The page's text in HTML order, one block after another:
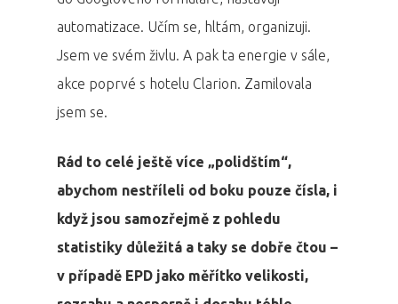
automatizace. Učím se, hltám, organizuji.
Jsem ve svém živlu. A pak ta energie v sále,
akce poprvé s hotelu Clarion. Zamilovala
jsem se.
Rád to celé ještě více „polidštím“,
abychom nestříleli od boku pouze čísla, i
když jsou samozřejmě z pohledu
statistiky důležitá a taky se dobře čtou –
v případě EPD jako měřítko velikosti,